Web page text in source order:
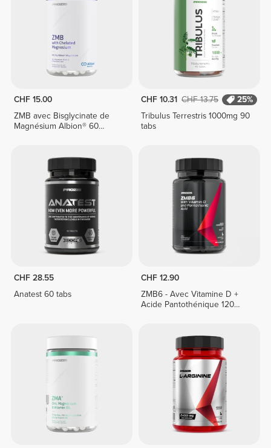
CHF 15.00
ZMB avec Bisglycinate de
Magnésium Albion® 60
CHF 10.31 CHF 13.75
25%
Tribulus Terrestris 1000mg 90
tabs
CHF 28.55
Anatest 60 tabs
CHF 12.90
ZMB6 - Avec Vitamine D +
Acide Pantothénique 120